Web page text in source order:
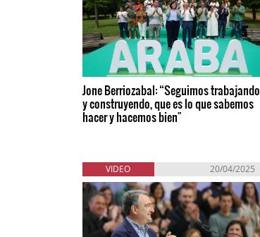
Jone Berriozabal: “Seguimos trabajando
y construyendo, que es lo que sabemos
hacer y hacemos bien"
VIDEO 20/04/2025